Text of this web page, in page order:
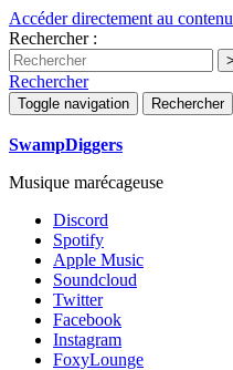
Accéder directement au contenu
Rechercher :
Rechercher
Toggle navigation Rechercher
SwampDiggers
Musique marécageuse
Discord
Spotify
Apple Music
Soundcloud
Twitter
Facebook
Instagram
FoxyLounge